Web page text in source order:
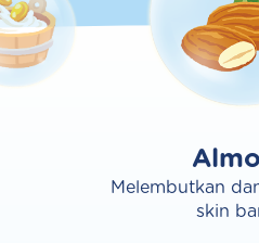
Melembutkan
skin